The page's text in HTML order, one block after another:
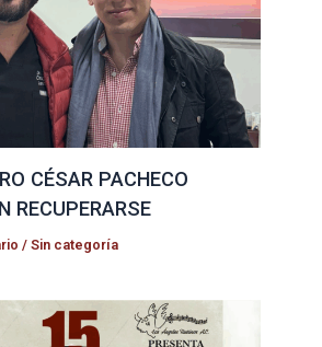
CÉSAR PACHECO
RECUPERARSE
/Sin categoría